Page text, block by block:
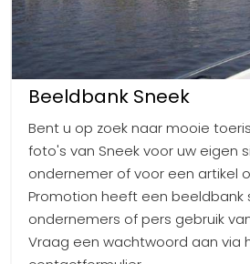
Beeldbank Sneek
Bent u op zoek naar mooie
foto's van Sneek voor uw eigen
ondernemer of voor een artikel
Promotion heeft een
ondernemers of pers gebruik
Vraag een wachtwoord aan via